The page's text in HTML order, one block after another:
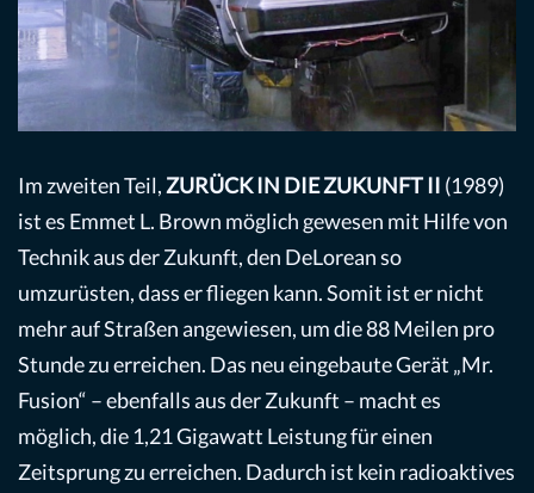
Im zweiten Teil,ZURÜCK IN DIE ZUKUNFT II (1989)
ist es Emmet L. Brown möglich gewesen mit Hilfe von
Technik aus der Zukunft, den DeLorean so
umzurüsten, dass er fliegen kann. Somit ist er nicht
mehr auf Straßen angewiesen, um die 88 Meilen pro
Stunde zu erreichen. Das neu eingebaute Gerät „Mr.
Fusion“ – ebenfalls aus der Zukunft – macht es
möglich, die 1,21 Gigawatt Leistung für einen
Zeitsprung zu erreichen. Dadurch ist kein radioaktives